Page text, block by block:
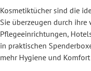
Kosmetiktücher sind die
Sie überzeugen durch
Pflegeeinrichtungen,
in praktischen
mehr Hygiene und